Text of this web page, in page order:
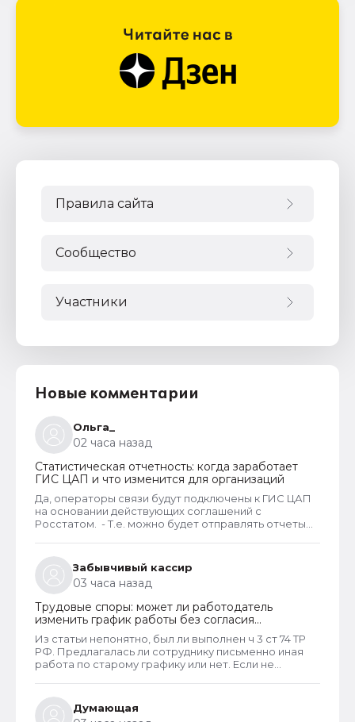
Правила сайта
Сообщество
Участники
Новые комментарии
Ольга_
02 часа назад
Статистическая отчетность: когда заработает
ГИС ЦАП и что изменится для организаций
Да, операторы связи будут подключены к ГИС ЦАП
на основании действующих соглашений с
Росстатом. - Т.е. можно будет отправлять отчеты
Забывчивый кассир
03 часа назад
Трудовые споры: может ли работодатель
изменить график работы без согласия
сотрудника
Из статьи непонятно, был ли выполнен ч 3 ст 74 ТР
РФ. Предлагалась ли сотруднику письменно иная
работа по старому графику или нет. Если не
выплатой всех положенных ему компенсаций при
таком виде увольнения (не по собственному
Думающая